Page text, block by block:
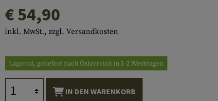
€ 54,90
inkl. MwSt., zzgl. Versandkosten
Lagernd, geliefert nach Österreich in 1-2 Werktagen
IN DEN WARENKORB